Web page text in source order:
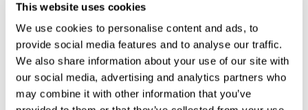
This website uses cookies
We use cookies to personalise content and ads, to
provide social media features and to analyse our traffic.
We also share information about your use of our site with
our social media, advertising and analytics partners who
may combine it with other information that you’ve